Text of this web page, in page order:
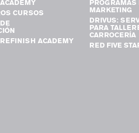
CURSOS
ACADEMY
PROGRAMAS
MARKETING
DRIVUS:
PARA
CARROCERÍA
RED FIVE